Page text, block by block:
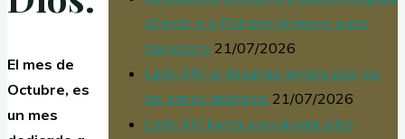
El mes de
Octubre, es
un mes
ofrecer a la Patrona el nuevo curso
diocesano 21/07/2026
León XIV: el desarme genera paz, no
las armas atómicas 21/07/2026
León XIV invita a no olvidar a los